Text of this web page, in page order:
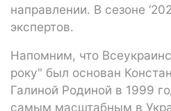
направлении. В сезоне
экспертов.
Напомним, что
року" был основан
Галиной Родиной в 1999
самым масштабным в